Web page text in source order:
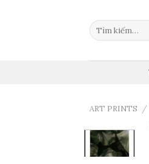
Tìm
kiếm:
ART PRINTS /